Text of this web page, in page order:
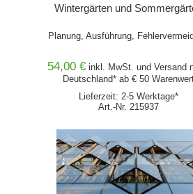
Wintergärten und
Planung, Ausführung,
54,00 € inkl. MwSt. undVersand
Deutschland* ab € 50
Lieferzeit: 2-5 Werktage*
Art.-Nr. 215937
IN DEN WARENKORB